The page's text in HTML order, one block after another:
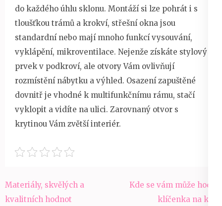
do každého úhlu sklonu. Montáží si lze pohrát i s
tloušťkou trámů a krokví, střešní okna jsou
standardní nebo mají mnoho funkcí vysouvání,
vyklápění, mikroventilace. Nejenže získáte stylový
prvek v podkroví, ale otvory Vám ovlivňují
rozmístění nábytku a výhled. Osazení zapuštěné
dovnitř je vhodné k multifunkčnímu rámu, stačí
vyklopit a vidíte na ulici. Zarovnaný otvor s
krytinou Vám zvětší interiér.
Navigace
pro
Materiály, skvělých a
kvalitních hodnot
Kde se vám může hodit
klíčenka na krk